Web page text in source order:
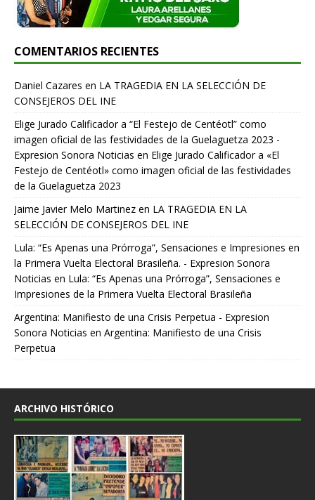
COMENTARIOS RECIENTES
Daniel Cazares en LA TRAGEDIA EN LA SELECCIÓN DE
CONSEJEROS DEL INE
Elige Jurado Calificador a “El Festejo de Centéotl” como
imagen oficial de las festividades de la Guelaguetza 2023 -
Expresion Sonora Noticias en Elige Jurado Calificador a «El
Festejo de Centéotl» como imagen oficial de las festividades
de la Guelaguetza 2023
Jaime Javier Melo Martinez en LA TRAGEDIA EN LA
SELECCIÓN DE CONSEJEROS DEL INE
Lula: “Es Apenas una Prórroga”, Sensaciones e Impresiones en
la Primera Vuelta Electoral Brasileña. - Expresion Sonora
Noticias en Lula: “Es Apenas una Prórroga”, Sensaciones e
Impresiones de la Primera Vuelta Electoral Brasileña
Argentina: Manifiesto de una Crisis Perpetua - Expresion
Sonora Noticias en Argentina: Manifiesto de una Crisis
Perpetua
ARCHIVO HISTÓRICO